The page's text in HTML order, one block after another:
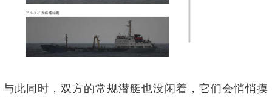
与此同时，双方的常规潜艇也没闲着，它们会悄悄摸